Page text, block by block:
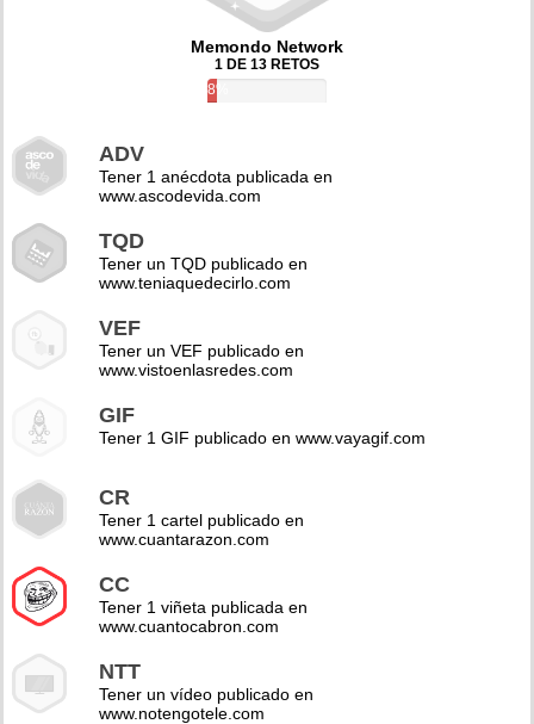
Memondo Network
1 DE 13 RETOS
8%
ADV
Tener 1 anécdota publicada en
www.ascodevida.com
TQD
Tener un TQD publicado en
www.teniaquedecirlo.com
VEF
Tener un VEF publicado en
www.vistoenlasredes.com
GIF
Tener 1 GIF publicado en www.vayagif.com
CR
Tener 1 cartel publicado en
www.cuantarazon.com
CC
Tener 1 viñeta publicada en
www.cuantocabron.com
NTT
Tener un vídeo publicado en
www.notengotele.com